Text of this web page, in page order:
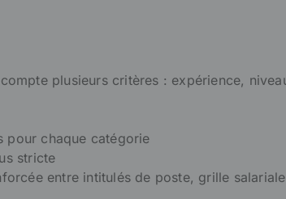
plusieurs critères : expérience,
pour chaque catégorie
stricte
entre intitulés de poste, grille